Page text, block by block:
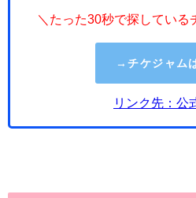
＼たった30秒で探している
→チケジャム
リンク先：公